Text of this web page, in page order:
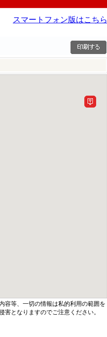
スマートフォン版はこちら
容等、一切の情報は私的利用の範囲を
となりますのでご注意ください。